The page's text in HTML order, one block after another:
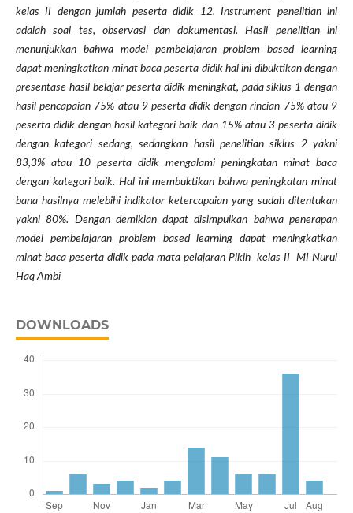
kelas II dengan jumlah peserta didik 12. Instrument penelitian ini
adalah soal tes, observasi dan dokumentasi. Hasil penelitian ini
menunjukkan bahwa model pembelajaran problem based learning
dapat meningkatkan minat baca peserta didik hal ini dibuktikan dengan
presentase hasil belajar peserta didik meningkat, pada siklus 1dengan
hasil pencapaian 75% atau 9 peserta didik dengan rincian 75% atau 9
peserta didik dengan hasil kategori baik dan 15% atau 3 peserta didik
dengan kategori sedang, sedangkan hasil penelitian siklus 2 yakni
83,3% atau 10 peserta didik mengalami peningkatan minat baca
dengan kategori baik. Hal ini membuktikan bahwa peningkatan minat
bana hasilnya melebihi indikator ketercapaian yang sudah ditentukan
yakni 80%. Dengan demikian dapat disimpulkan bahwa penerapan
model pembelajaran problem based learning dapat meningkatkan
minat bacapeserta didik pada mata pelajaran Pikih kelas II MI Nurul
Haq Ambi
DOWNLOADS